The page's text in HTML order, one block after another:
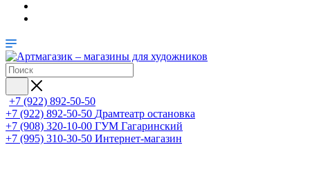
+7 (922) 892-50-50
+7 (922) 892-50-50 Драмтеатр остановка
+7 (908) 320-10-00 ГУМ Гагаринский
+7 (995) 310-30-50 Интернет-магазин